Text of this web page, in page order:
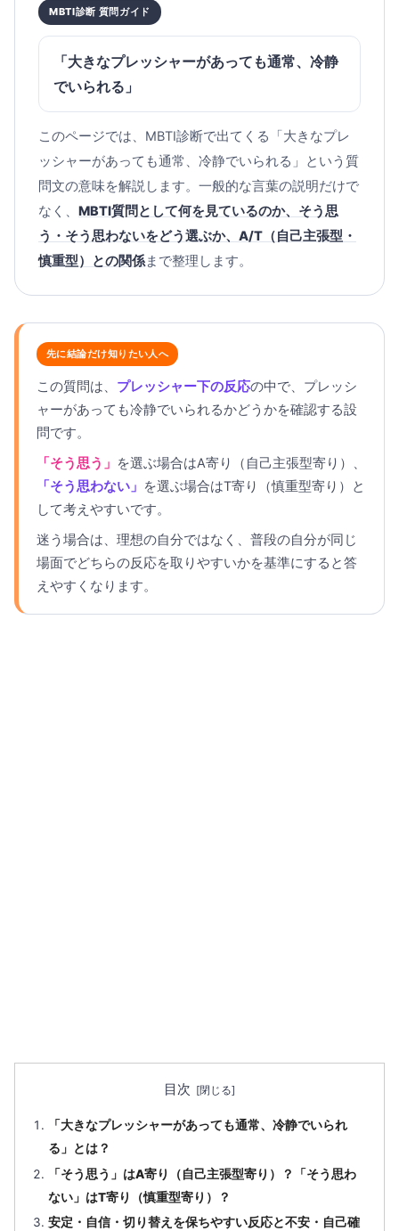
MBTI診断 質問ガイド
「大きなプレッシャーがあっても通常、冷静
でいられる」
このページでは、MBTI診断で出てくる「大きなプレ
ッシャーがあっても通常、冷静でいられる」という質
問文の意味を解説します。一般的な言葉の説明だけで
なく、 MBTI質問として何を見ているのか、そう思
う・そう思わないをどう選ぶか、A/T（自己主張型・
慎重型）との関係まで整理します。
先に結論だけ知りたい人へ
この質問は、 プレッシャー下の反応の中で、プレッシ
ャーがあっても冷静でいられるかどうかを確認する設
問です。
「そう思う」 を選ぶ場合はA寄り（自己主張型寄り）、
「そう思わない」 を選ぶ場合はT寄り（慎重型寄り）と
して考えやすいです。
迷う場合は、理想の自分ではなく、普段の自分が同じ
場面でどちらの反応を取りやすいかを基準にすると答
えやすくなります。
目次
「大きなプレッシャーがあっても通常、冷静でいられ
る」とは？
「そう思う」はA寄り（自己主張型寄り）？「そう思わ
ない」はT寄り（慎重型寄り）？
安定・自信・切り替えを保ちやすい反応と不安・自己確